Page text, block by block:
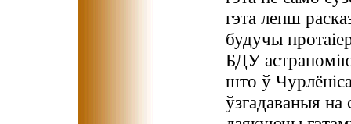
гэта лепш
будучы
БДУ
што ў
ўзгадаваныя